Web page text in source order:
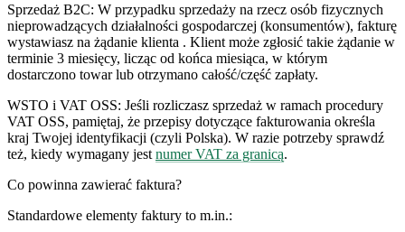
Sprzedaż B2C: W przypadku sprzedaży na rzecz osób fizycznych
nieprowadzących działalności gospodarczej (konsumentów), fakturę
wystawiasz na żądanie klienta . Klient może zgłosić takie żądanie w
terminie 3 miesięcy, licząc od końca miesiąca, w którym
dostarczono towar lub otrzymano całość/część zapłaty.
WSTO i VAT OSS: Jeśli rozliczasz sprzedaż w ramach procedury
VAT OSS, pamiętaj, że przepisy dotyczące fakturowania określa
kraj Twojej identyfikacji (czyli Polska). W razie potrzeby sprawdź
też, kiedy wymagany jest numer VAT za granicą.
Co powinna zawierać faktura?
Standardowe elementy faktury to m.in.: